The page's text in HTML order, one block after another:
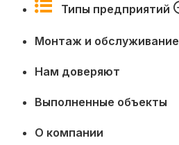
Типы предприятий
Монтаж и обслуживание
Нам доверяют
Выполненные объекты
О компании